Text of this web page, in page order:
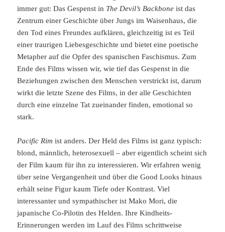
immer gut: Das Gespenst in The Devil’s Backbone ist das
Zentrum einer Geschichte über Jungs im Waisenhaus, die
den Tod eines Freundes aufklären, gleichzeitig ist es Teil
einer traurigen Liebesgeschichte und bietet eine poetische
Metapher auf die Opfer des spanischen Faschismus. Zum
Ende des Films wissen wir, wie tief das Gespenst in die
Beziehungen zwischen den Menschen verstrickt ist, darum
wirkt die letzte Szene des Films, in der alle Geschichten
durch eine einzelne Tat zueinander finden, emotional so
stark.
Pacific Rim ist anders. Der Held des Films ist ganz typisch:
blond, männlich, heterosexuell – aber eigentlich scheint sich
der Film kaum für ihn zu interessieren. Wir erfahren wenig
über seine Vergangenheit und über die Good Looks hinaus
erhält seine Figur kaum Tiefe oder Kontrast. Viel
interessanter und sympathischer ist Mako Mori, die
japanische Co-Pilotin des Helden. Ihre Kindheits-
Erinnerungen werden im Lauf des Films schrittweise